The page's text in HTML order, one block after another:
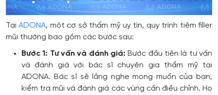
TạiADONA, một cơ sở thẩm mỹ uy tín, quy trình tiêm filler
mũi thường bao gồm các bước sau:
Bước 1: Tư vấn và đánh giá: Bước đầu tiên là tư vấn
và đánh giá với bác sĩ chuyên gia thẩm mỹ tại
ADONA. Bác sĩ sẽ lắng nghe mong muốn của bạn,
kiểm tra mũi và đánh giá các vùng cần điều chỉnh. Họ